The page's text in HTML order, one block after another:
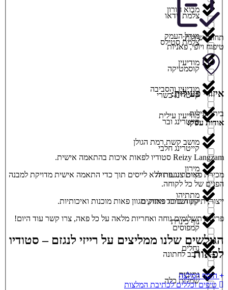
צלמת וידאו
צלמת סטילס
קוסמטיקה
קייטרינג בשרי
קייטרינג ובר
קייטרינג חלבי
קייטרינג פרווה
קינוחים/בר מתוקים
קמפוסים
רכב לחתונה
שמלות כלה
מבוא חורון
מגדל העמק
מודיעין
מודיעין והסביבה
מודיעין עילית
מושב קשת רמת הגולן
מירון
מתתיהו
נוף כינרת
נחלים
נתיבות
תחומי שירות:
טיפוח ויופי, פאניות
איזורי פעילות:
ביתר עילית
אודות עסק:
Reizy Langzam סטודיו לפאות איכות בהתאמה אישית.
מכירת פאות צנועות ללא לייסים תוך כדי התאמה אישית מדויקת למבנה
הפנים של כל לקוחה.
ייצור, תיקון ושדרוג פאות, מגוון פאות מוכנות ואיכותיות.
פריסת תשלומים נוחה ואחריות מלאה על כל פאה, צרו קשר עוד היום!
הגולשים שלנו ממליצים על רייזי לנגזם – סטודיו
לפאות
הוסף המלצה
טיפים וכללים לכתיבת המלצות